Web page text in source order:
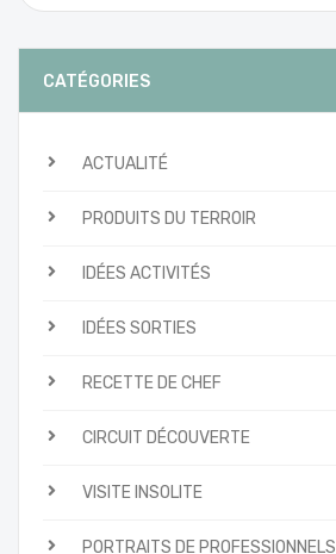
CATÉGORIES
ACTUALITÉ
PRODUITS DU TERROIR
IDÉES ACTIVITÉS
IDÉES SORTIES
RECETTE DE CHEF
CIRCUIT DÉCOUVERTE
VISITE INSOLITE
PORTRAITS DE PROFESSIONNELS